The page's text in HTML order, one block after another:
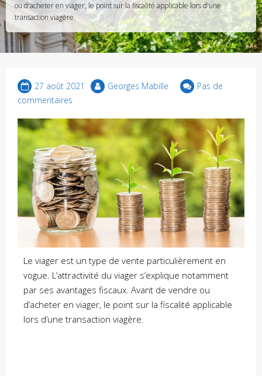
ou d'acheter en viager, le point sur la fiscalité applicable lors d'une
transaction viagère.
27 août 2021 Georges Mabille
Pas de
commentaires
Le viager est un type de vente particulièrement en
vogue. L’attractivité du viager s’explique notamment
par ses avantages fiscaux. Avant de vendre ou
d’acheter en viager, le point sur la fiscalité applicable
lors d’une transaction viagère.